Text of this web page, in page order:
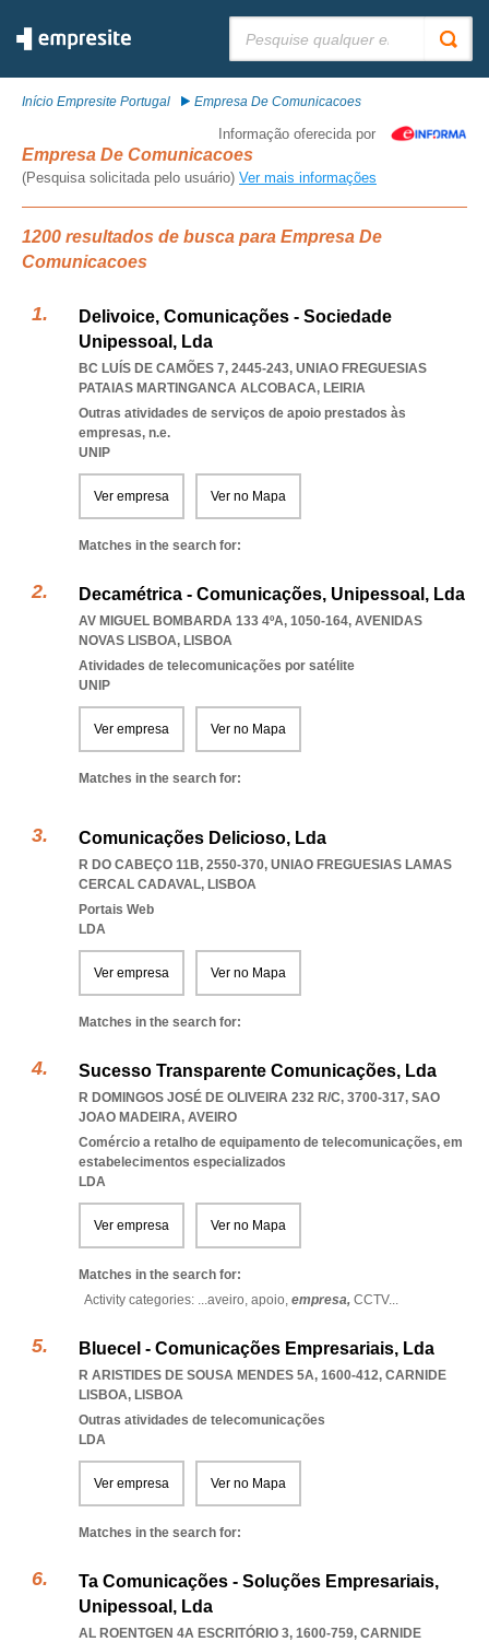
Início Empresite Portugal Empresa De Comunicacoes
Informação oferecida por
Empresa De Comunicacoes
(Pesquisa solicitada pelo usuário) Ver mais informações
1200 resultados de busca para Empresa De
Comunicacoes
Delivoice, Comunicações - Sociedade
Unipessoal, Lda
BC LUÍS DE CAMÕES 7, 2445-243, UNIAO FREGUESIAS
PATAIAS MARTINGANCA ALCOBACA, LEIRIA
Outras atividades de serviços de apoio prestados às
empresas, n.e.
UNIP
Ver empresa Ver no Mapa
Matches in the search for:
Decamétrica - Comunicações, Unipessoal, Lda
AV MIGUEL BOMBARDA 133 4ºA, 1050-164, AVENIDAS
NOVAS LISBOA, LISBOA
Atividades de telecomunicações por satélite
UNIP
Ver empresa Ver no Mapa
Matches in the search for:
Comunicações Delicioso, Lda
R DO CABEÇO 11B, 2550-370, UNIAO FREGUESIAS LAMAS
CERCAL CADAVAL, LISBOA
Portais Web
LDA
Ver empresa Ver no Mapa
Matches in the search for:
Sucesso Transparente Comunicações, Lda
R DOMINGOS JOSÉ DE OLIVEIRA 232 R/C, 3700-317, SAO
JOAO MADEIRA, AVEIRO
Comércio a retalho de equipamento de telecomunicações, em
estabelecimentos especializados
LDA
Ver empresa Ver no Mapa
Matches in the search for:
Activity categories: ...aveiro, apoio, empresa, CCTV...
Bluecel - Comunicações Empresariais, Lda
R ARISTIDES DE SOUSA MENDES 5A, 1600-412, CARNIDE
LISBOA, LISBOA
Outras atividades de telecomunicações
LDA
Ver empresa Ver no Mapa
Matches in the search for:
Ta Comunicações - Soluções Empresariais,
Unipessoal, Lda
AL ROENTGEN 4A ESCRITÓRIO 3, 1600-759, CARNIDE